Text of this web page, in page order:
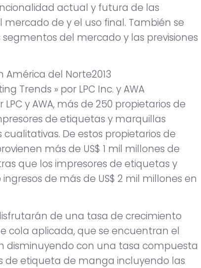
actual y futura de las
de y el uso final. También se
del mercado y las previsiones
del Norte2013
Trends » por LPC Inc. y AWA
y AWA, más de 250 propietarios de
de etiquetas y marquillas
De estos propietarios de
más de US$ 1 mil millones de
que los impresores de etiquetas y
de más de US$ 2 mil millones en
de una tasa de crecimiento
cola aplicada, que se encuentran el
disminuyendo con una tasa compuesta
de etiqueta de manga incluyendo las